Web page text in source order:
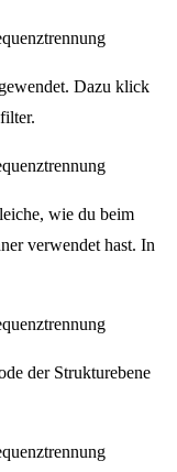
Dazu klick
wie du beim
verwendet hast. In
der Strukturebene